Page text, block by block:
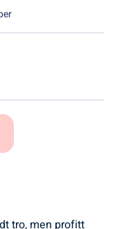
tro, men profitt